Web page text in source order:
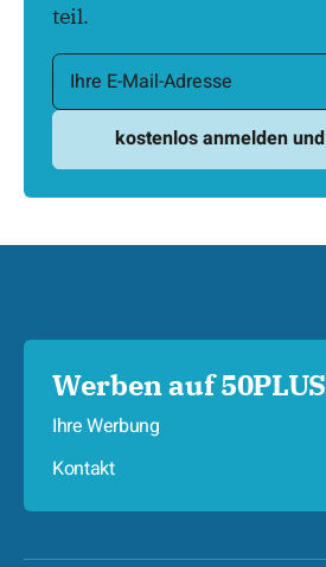
teil.
Werben auf 50PLUS
Ihre Werbung
Kontakt